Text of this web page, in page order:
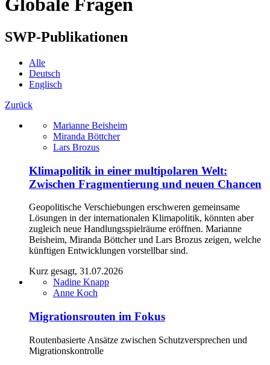
Globale Fragen
SWP-Publikationen
Alle
Deutsch
Englisch
Zurück
Marianne Beisheim
Miranda Böttcher
Lars Brozus
Klimapolitik in einer multipolaren Welt:
Zwischen Fragmentierung und neuen Chancen
Geopolitische Verschiebungen erschweren gemeinsame
Lösungen in der internationalen Klimapolitik, könnten aber
zugleich neue Handlungsspielräume eröffnen. Marianne
Beisheim, Miranda Böttcher und Lars Brozus zeigen, welche
künftigen Entwicklungen vorstellbar sind.
Kurz gesagt, 31.07.2026
Nadine Knapp
Anne Koch
Migrationsrouten im Fokus
Routenbasierte Ansätze zwischen Schutzversprechen und
Migrationskontrolle